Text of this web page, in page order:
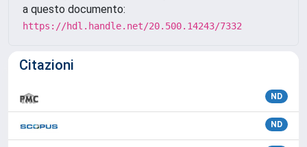
a questo documento:
https://hdl.handle.net/20.500.14243/7332
Citazioni
ND
ND